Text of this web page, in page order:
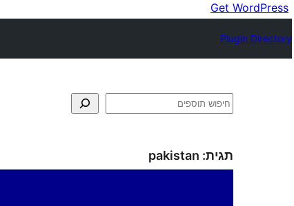
Get WordPress
Plugin Directory
חיפוש
תגית: pakistan